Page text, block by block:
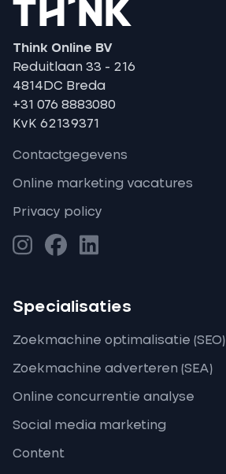
Think Online BV
Reduitlaan 33 - 216
4814DC Breda
+31 076 8883080
KvK 62139371
Contactgegevens
Online marketing vacatures
Privacy policy
Specialisaties
Zoekmachine optimalisatie (SEO)
Zoekmachine adverteren (SEA)
Online concurrentie analyse
Social media marketing
Content